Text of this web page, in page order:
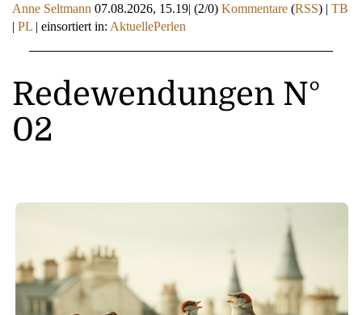
Anne Seltmann 07.08.2026, 15.19| (2/0) Kommentare (RSS) | TB
| PL | einsortiert in: AktuellePerlen
Redewendungen N°
02